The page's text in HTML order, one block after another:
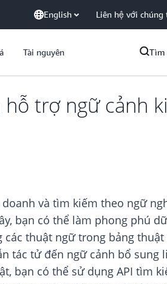
English Liên hệ với chúng
Tài nguyên Tìm
trợ ngữ cảnh
và tìm kiếm theo ngữ
bạn có thể làm phong phú
các thuật ngữ trong bảng
tác tử đến ngữ cảnh bổ
bạn có thể sử dụng API tìm